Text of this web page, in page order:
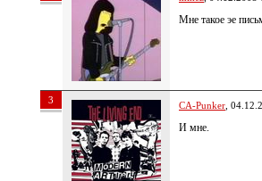
Мне такое эе
3 CA-Punker ,
И мне.